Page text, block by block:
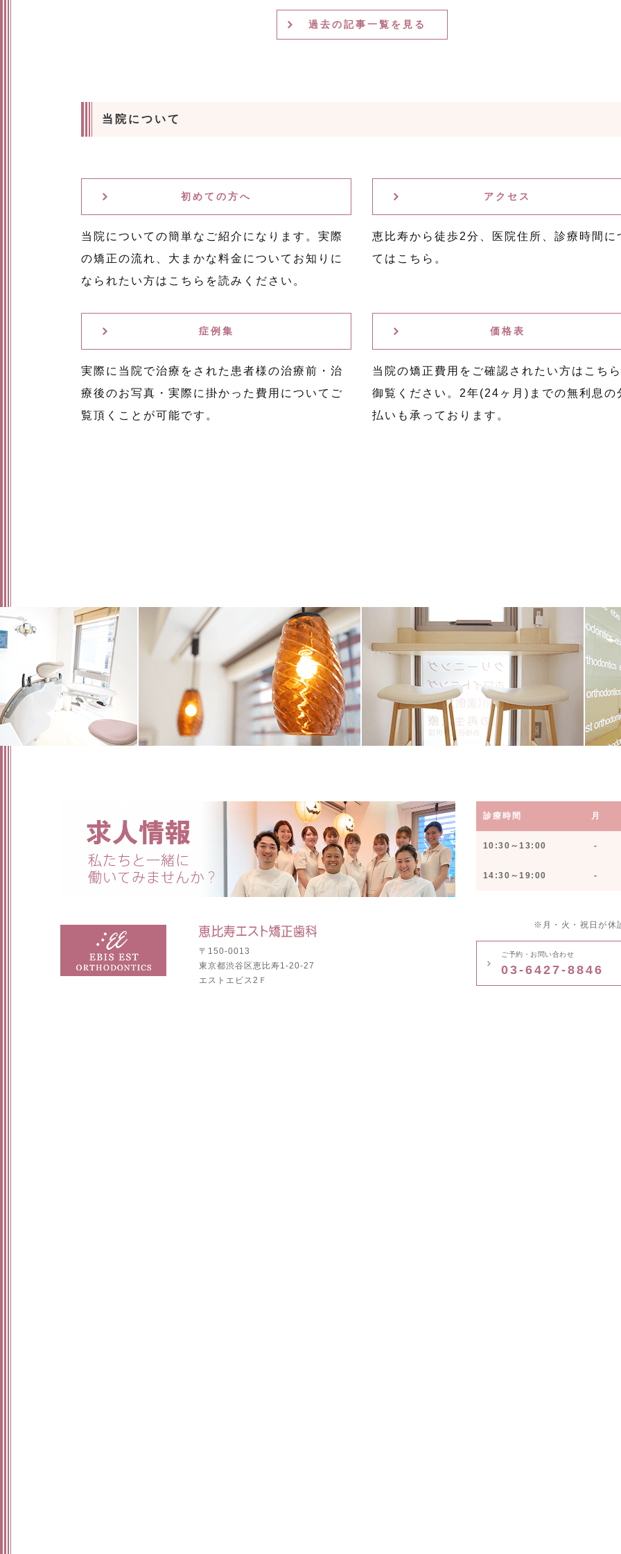
過去の記事一覧を見る
当院について
初めての方へ
当院についての簡単なご紹介になります。実際
の矯正の流れ、大まかな料金についてお知りに
なられたい方はこちらを読みください。
アクセス
恵比寿から徒歩2分、医院住所、診療時間に
てはこちら。
症例集
実際に当院で治療をされた患者様の治療前・治
療後のお写真・実際に掛かった費用についてご
覧頂くことが可能です。
価格表
当院の矯正費用をご確認されたい方はこち
御覧ください。2年(24ヶ月)までの無利息の
払いも承っております。
〒150-0013
東京都渋谷区恵比寿1-20-27
エストエビス2Ｆ
診療時間 月
10:30～13:00 -
14:30～19:00 -
※月・火・祝日が休
ご予約・お問い合わせ
03-6427-8846